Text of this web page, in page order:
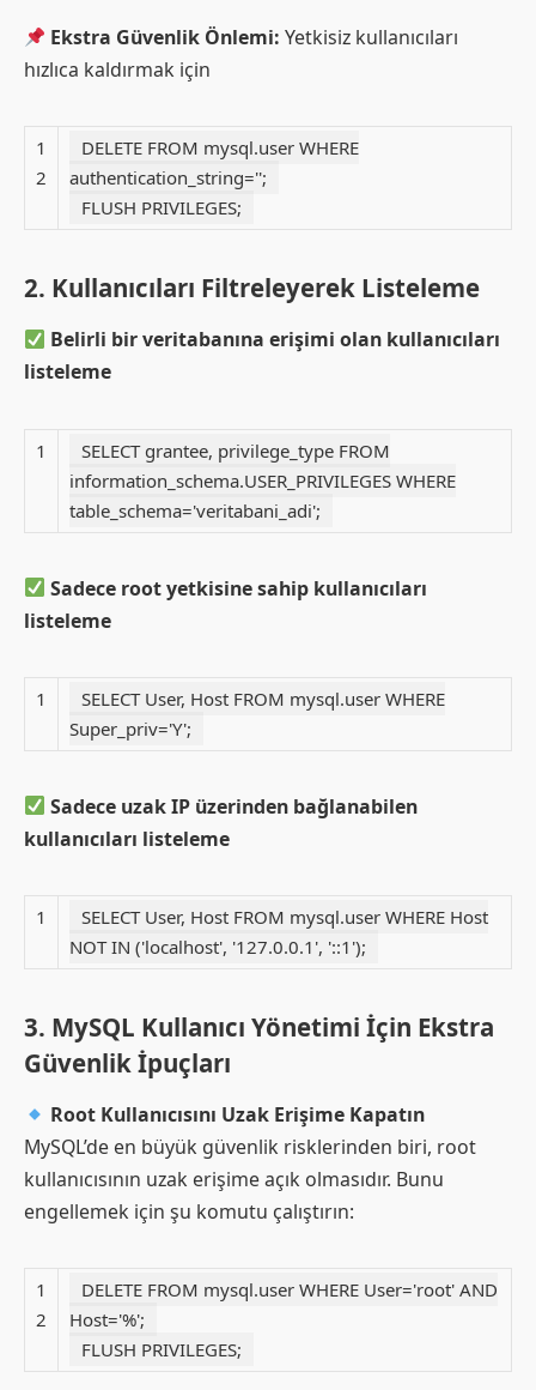
Ekstra Güvenlik Önlemi: Yetkisiz kullanıcıları
hızlıca kaldırmak için
1
2
DELETE FROM mysql.user WHERE
authentication_string='';
FLUSH PRIVILEGES;
2. Kullanıcıları Filtreleyerek Listeleme
Belirli bir veritabanına erişimi olan kullanıcıları
listeleme
1
SELECT grantee, privilege_type FROM
information_schema.USER_PRIVILEGES WHERE
table_schema='veritabani_adi';
Sadece root yetkisine sahip kullanıcıları
listeleme
1
SELECT User, Host FROM mysql.user WHERE
Super_priv='Y';
Sadece uzak IP üzerinden bağlanabilen
kullanıcıları listeleme
1
SELECT User, Host FROM mysql.user WHERE Host
NOT IN ('localhost', '127.0.0.1', '::1');
3. MySQL Kullanıcı Yönetimi İçin Ekstra
Güvenlik İpuçları
Root Kullanıcısını Uzak Erişime Kapatın
MySQL’de en büyük güvenlik risklerinden biri, root
kullanıcısının uzak erişime açık olmasıdır. Bunu
engellemek için şu komutu çalıştırın:
1
2
DELETE FROM mysql.user WHERE User='root' AND
Host='%';
FLUSH PRIVILEGES;